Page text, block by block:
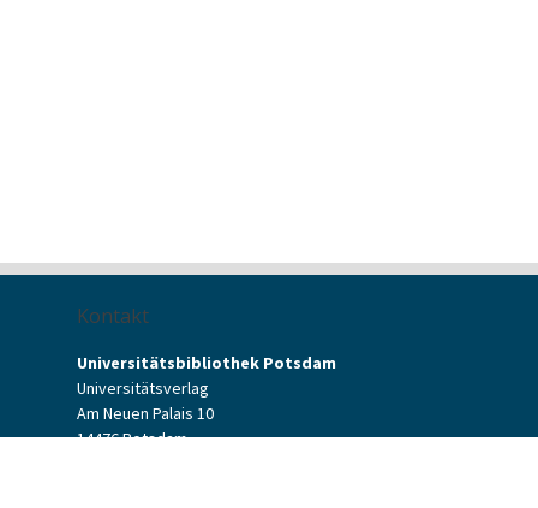
Kontakt
Universitätsbibliothek Potsdam
Universitätsverlag
Am Neuen Palais 10
14476 Potsdam